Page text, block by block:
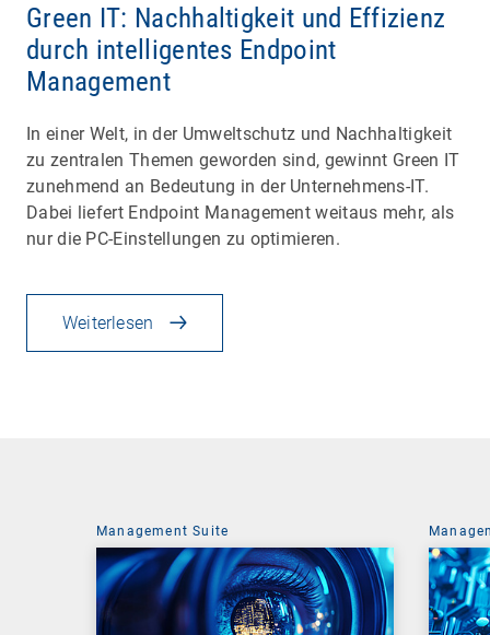
Green IT: Nachhaltigkeit und Effizienz
durch intelligentes Endpoint
Management
In einer Welt, in der Umweltschutz und Nachhaltigkeit
zu zentralen Themen geworden sind, gewinnt Green IT
zunehmend an Bedeutung in der Unternehmens-IT.
Dabei liefert Endpoint Management weitaus mehr, als
nur die PC-Einstellungen zu optimieren.
Weiterlesen
Management Suite